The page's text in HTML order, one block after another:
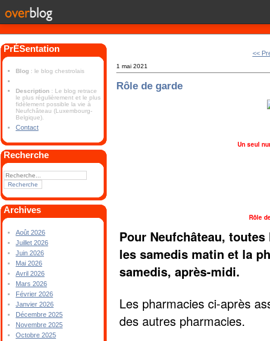
PrÉSentation
Blog : le blog chestrolais
Description : Le blog retrace
le plus régulièrement et le plus
fidèlement possible la vie à
Neufchâteau (Luxembourg-
Belgique).
Contact
Recherche
Archives
Août 2026
Juillet 2026
Juin 2026
Mai 2026
Avril 2026
Mars 2026
Février 2026
Janvier 2026
Décembre 2025
Novembre 2025
Octobre 2025
<<
1 mai 2021
Rôle de garde
Un seul
Rôle
Pour Neufchâteau,
les samedis matin et la
samedis, après-midi.
Les pharmacies ci-après
des autres pharmacies.